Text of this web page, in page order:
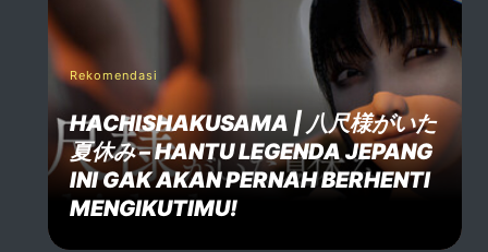
Rekomendasi
HACHISHAKUSAMA | 八尺様がいた
夏休み – HANTU LEGENDA JEPANG
INI GAK AKAN PERNAH BERHENTI
MENGIKUTIMU!